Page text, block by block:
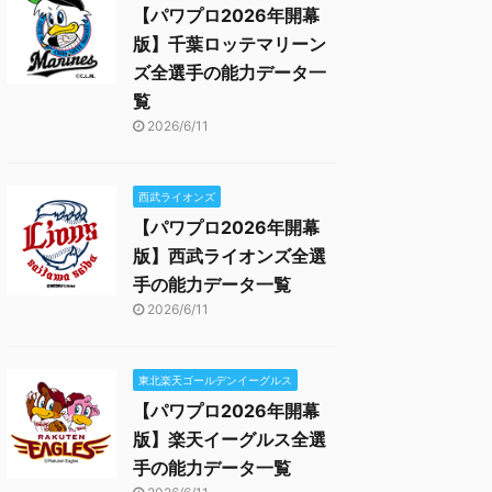
【パワプロ2026年開幕
版】千葉ロッテマリーン
ズ全選手の能力データ一
覧
2026/6/11
西武ライオンズ
【パワプロ2026年開幕
版】西武ライオンズ全選
手の能力データ一覧
2026/6/11
東北楽天ゴールデンイーグルス
【パワプロ2026年開幕
版】楽天イーグルス全選
手の能力データ一覧